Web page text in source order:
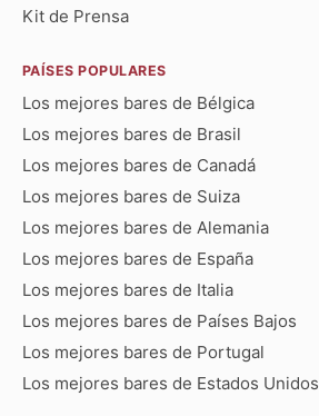
Kit de Prensa
PAÍSES POPULARES
Los mejores bares de Bélgica
Los mejores bares de Brasil
Los mejores bares de Canadá
Los mejores bares de Suiza
Los mejores bares de Alemania
Los mejores bares de España
Los mejores bares de Italia
Los mejores bares de Países Bajos
Los mejores bares de Portugal
Los mejores bares de Estados Unidos